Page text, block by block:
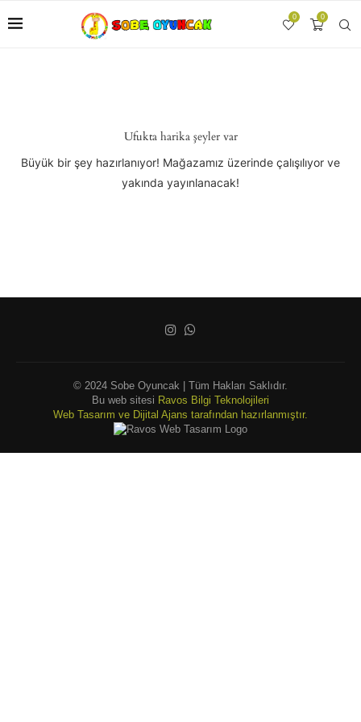
0
0
Ufukta harika şeyler var
Büyük bir şey hazırlanıyor! Mağazamız üzerinde çalışılıyor ve
yakında yayınlanacak!
© 2024 Sobe Oyuncak | Tüm Hakları Saklıdır.
Bu web sitesi Ravos Bilgi Teknolojileri
Web Tasarım ve Dijital Ajans tarafından hazırlanmıştır.